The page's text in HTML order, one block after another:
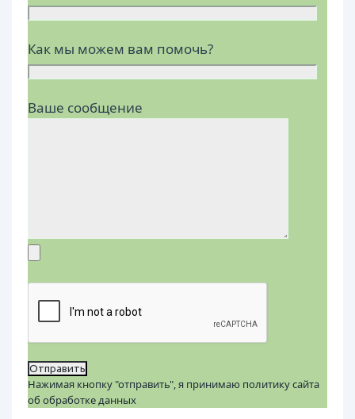
Как мы можем вам помочь?
Ваше сообщение
Нажимая кнопку "отправить", я принимаю политику сайта
об обработке данных